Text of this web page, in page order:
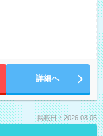
詳細へ
掲載日：2026.08.06